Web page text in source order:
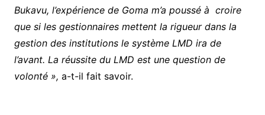
Bukavu, l’expérience de Goma m’a poussé à croire
que si les gestionnaires mettent la rigueur dans la
gestion des institutions le système LMD ira de
l’avant. La réussite du LMD est une question de
volonté », a-t-il fait savoir.